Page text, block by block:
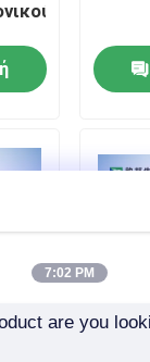
με
7:02 PM
are you